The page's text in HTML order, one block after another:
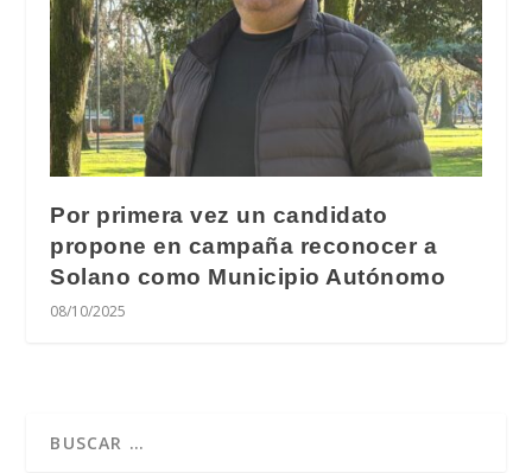
Por primera vez un candidato
propone en campaña reconocer a
Solano como Municipio Autónomo
08/10/2025